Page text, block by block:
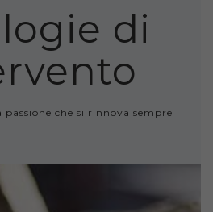
di
che si rinnova sempre